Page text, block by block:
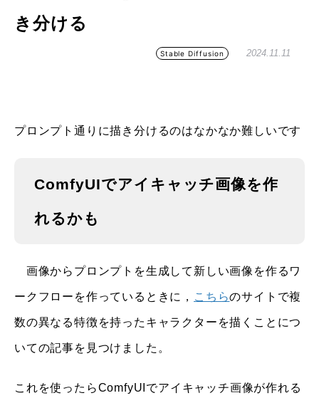
き分ける
Stable Diffusion 2024.11.11
プロンプト通りに描き分けるのはなかなか難しいです
ComfyUIでアイキャッチ画像を作
れるかも
画像からプロンプトを生成して新しい画像を作るワ
ークフローを作っているときに， こちらのサイトで複
数の異なる特徴を持ったキャラクターを描くことにつ
いての記事を見つけました。
これを使ったらComfyUIでアイキャッチ画像が作れる